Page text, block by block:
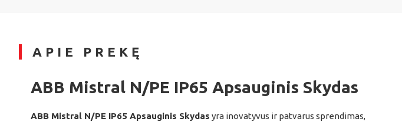
APIE PREKĘ
ABB Mistral N/PE IP65 Apsauginis Skydas
ABB Mistral N/PE IP65 Apsauginis Skydas yra inovatyvus ir patvarus sprendimas,